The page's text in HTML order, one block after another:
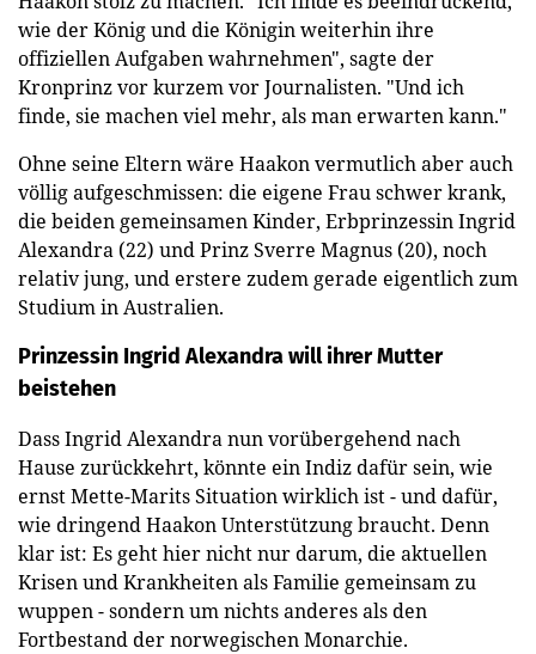
wie der König und die Königin weiterhin ihre
offiziellen Aufgaben wahrnehmen", sagte der
Kronprinz vor kurzem vor Journalisten. "Und ich
finde, sie machen viel mehr, als man erwarten kann."
Ohne seine Eltern wäre Haakon vermutlich aber auch
völlig aufgeschmissen: die eigene Frau schwer krank,
die beiden gemeinsamen Kinder, Erbprinzessin Ingrid
Alexandra (22) und Prinz Sverre Magnus (20), noch
relativ jung, und erstere zudem gerade eigentlich zum
Studium in Australien.
Prinzessin Ingrid Alexandra will ihrer Mutter
beistehen
Dass Ingrid Alexandra nun vorübergehend nach
Hause zurückkehrt, könnte ein Indiz dafür sein, wie
ernst Mette-Marits Situation wirklich ist - und dafür,
wie dringend Haakon Unterstützung braucht. Denn
klar ist: Es geht hier nicht nur darum, die aktuellen
Krisen und Krankheiten als Familie gemeinsam zu
wuppen - sondern um nichts anderes als den
Fortbestand der norwegischen Monarchie.